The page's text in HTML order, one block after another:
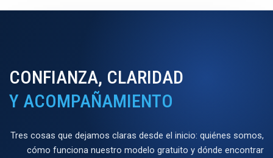
CONFIANZA, CLARIDAD
Y ACOMPAÑAMIENTO
Tres cosas que dejamos claras desde el inicio: quiénes somos,
cómo funciona nuestro modelo gratuito y dónde encontrar